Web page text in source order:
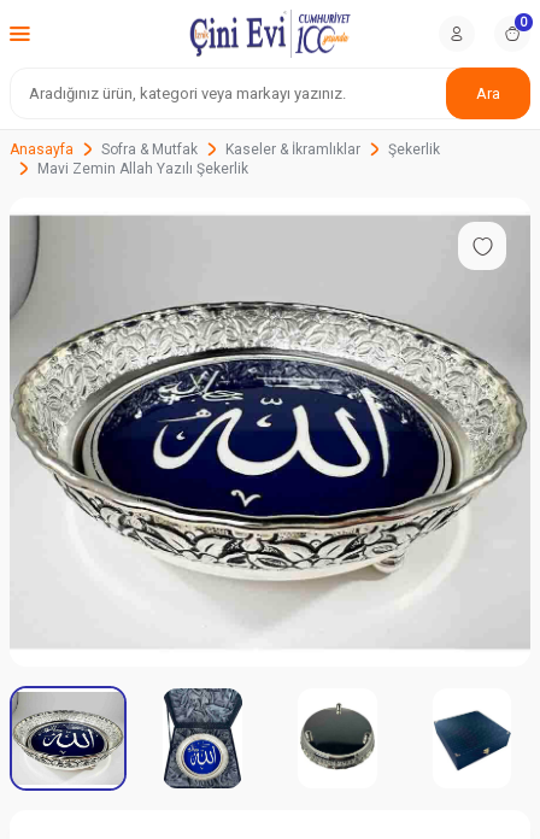
Ara
0
Anasayfa Sofra & Mutfak Kaseler & İkramlıklar
Şekerlik
Mavi Zemin Allah Yazılı Şekerlik